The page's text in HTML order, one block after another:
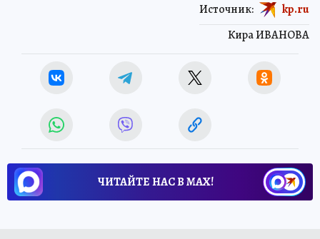
Кира ИВАНОВА
Источник: kp.ru
ЧИТАЙТЕ НАС В МАХ!